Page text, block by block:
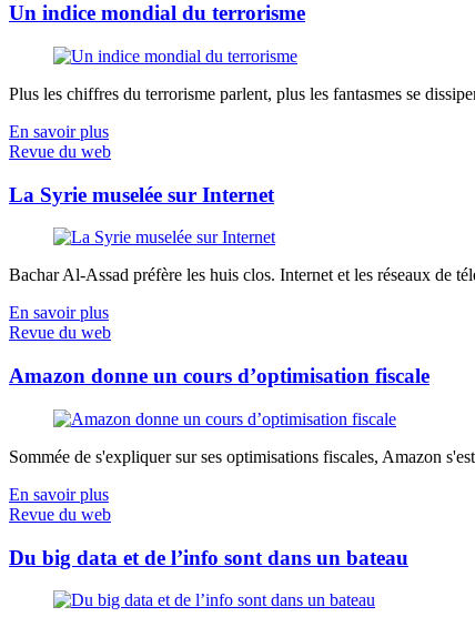
Un indice mondial du terrorisme
Plus les chiffres du terrorisme parlent, plus les fantasmes se
En savoir plus
Revue du web
La Syrie muselée sur Internet
Bachar Al-Assad préfère les huis clos. Internet et les réseaux de
En savoir plus
Revue du web
Amazon donne un cours d’optimisation fiscale
Sommée de s'expliquer sur ses optimisations fiscales, Amazon
En savoir plus
Revue du web
Du big data et de l’info sont dans un bateau